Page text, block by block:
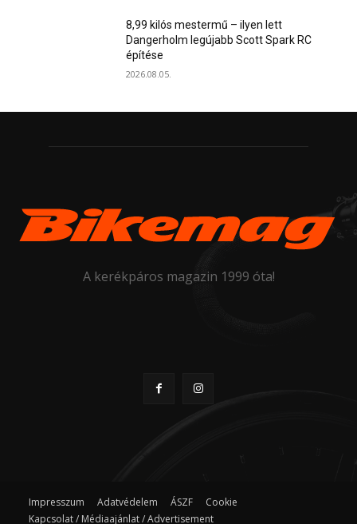
8,99 kilós mestermű – ilyen lett
Dangerholm legújabb Scott Spark RC
építése
2026.08.05.
A kerékpáros magazin 1999 óta!
Impresszum Adatvédelem ÁSZF
Cookie
Kapcsolat / Médiaajánlat / Advertisement